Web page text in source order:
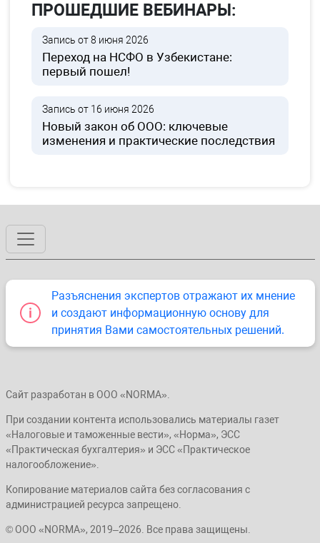
ПРОШЕДШИЕ ВЕБИНАРЫ:
Запись от 8 июня 2026
Переход на НСФО в Узбекистане:
первый пошел!
Запись от 16 июня 2026
Новый закон об ООО: ключевые
изменения и практические последствия
Разъяснения экспертов отражают их мнение
и создают информационную основу для
принятия Вами самостоятельных решений.
Сайт разработан в ООО «NORMA».
При создании контента использовались материалы газет
«Налоговые и таможенные вести», «Норма», ЭСС
«Практическая бухгалтерия» и ЭСС «Практическое
налогообложение».
Копирование материалов сайта без согласования с
администрацией ресурса запрещено.
© ООО «NORMA», 2019–2026. Все права защищены.